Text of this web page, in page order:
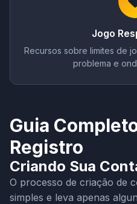
Jogo
Recursos sobre limites de
problema e
Guia
Registro
Criando Sua
O processo de criação de
simples e leva apenas